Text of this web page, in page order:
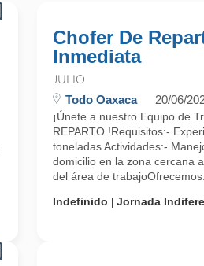
Chofer De
Inmediata
JULIO
Todo Oaxaca 20/06/
¡Únete a nuestro Equipo de
REPARTO !Requisitos:-
toneladas Actividades:-
domicilio en la zona cercana
del área de
Indefinido
Jornada